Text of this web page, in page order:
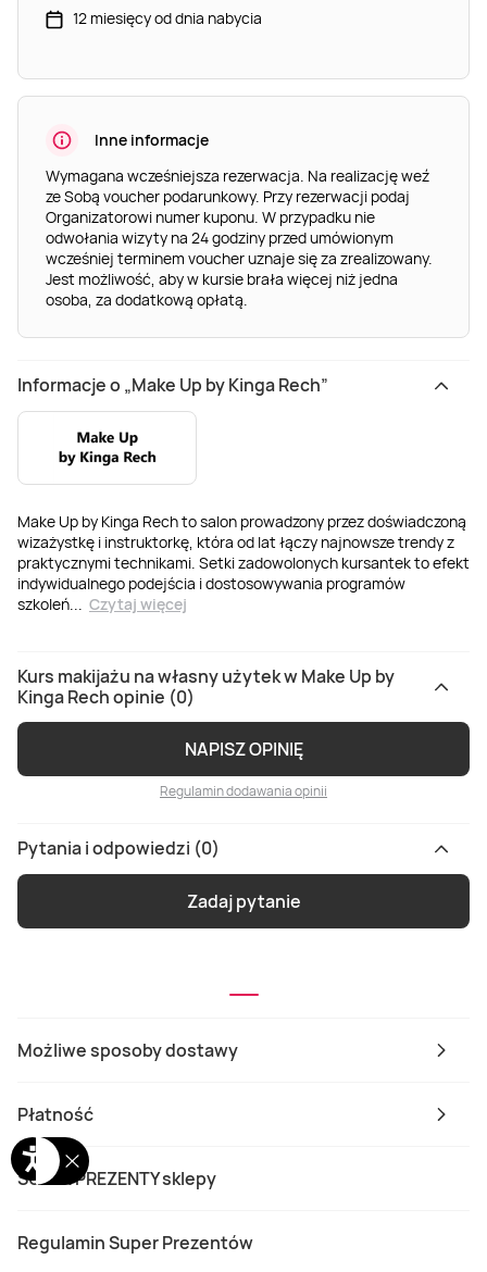
Możliwe sposoby dostawy
Płatność
SUPER PREZENTY sklepy
Regulamin Super Prezentów
12 miesięcy od dnia nabycia
Inne informacje
Wymagana wcześniejsza rezerwacja. Na realizację weź
ze Sobą voucher podarunkowy. Przy rezerwacji podaj
Organizatorowi numer kuponu. W przypadku nie
odwołania wizyty na 24 godziny przed umówionym
wcześniej terminem voucher uznaje się za zrealizowany.
Jest możliwość, aby w kursie brała więcej niż jedna
osoba, za dodatkową opłatą.
Informacje o „Make Up by Kinga Rech”
Make Up by Kinga Rech to salon prowadzony przez doświadczoną
wizażystkę i instruktorkę, która od lat łączy najnowsze trendy z
praktycznymi technikami. Setki zadowolonych kursantek to efekt
indywidualnego podejścia i dostosowywania programów
szkoleń
Czytaj więcej
Kurs makijażu na własny użytek w Make Up by
Kinga Rech opinie (0)
NAPISZ OPINIĘ
Regulamin dodawania opinii
Pytania i odpowiedzi (0)
Zadaj pytanie